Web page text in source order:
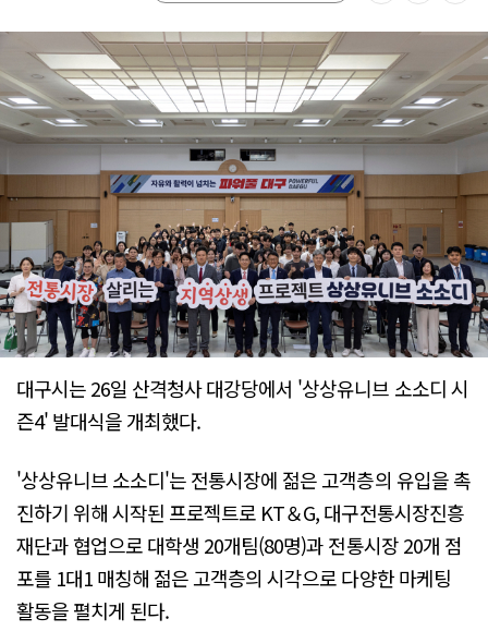
대구시는 26일 산격청사 대강당에서 '상상유니브 소소디 시
즌4' 발대식을 개최했다.
'상상유니브 소소디'는 전통시장에 젊은 고객층의 유입을 촉
진하기 위해 시작된 프로젝트로 KT＆G, 대구전통시장진흥
재단과 협업으로 대학생 20개팀(80명)과 전통시장 20개 점
포를 1대1 매칭해 젊은 고객층의 시각으로 다양한 마케팅
활동을 펼치게 된다.